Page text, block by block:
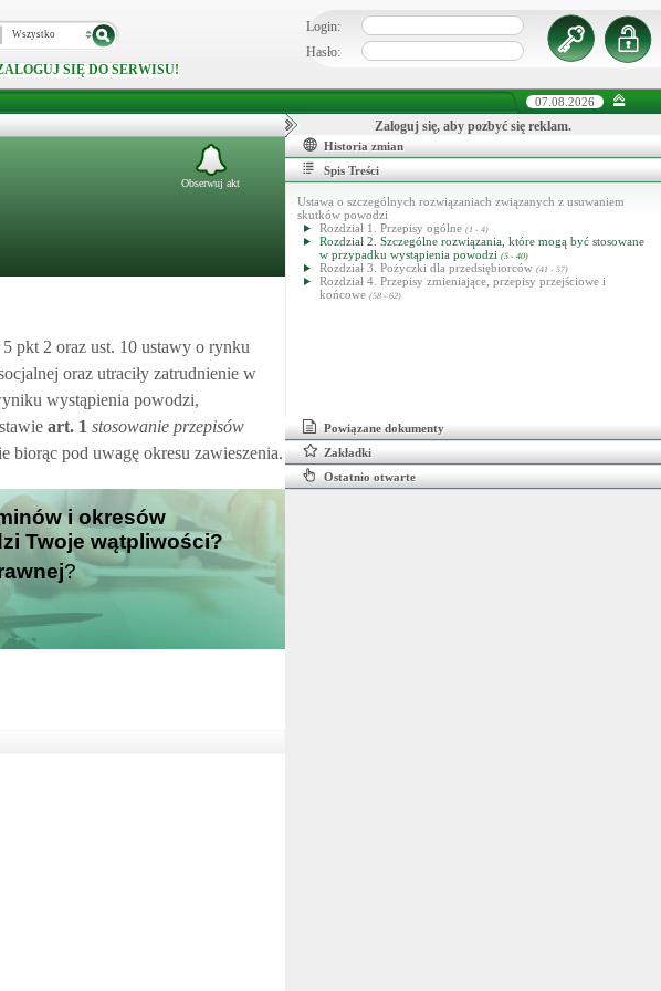
Wszystko
SIĘ DO SERWISU!
Login:
Hasło:
07.08.2026
Obserwuj akt
pkt 2 oraz ust. 10 ustawy o rynku
oraz utraciły zatrudnienie w
wystąpienia powodzi,
art. 1 stosowanie przepisów
biorąc pod uwagę okresu zawieszenia.
i okresów
Twoje wątpliwości?
?
Zaloguj się, aby pozbyć się reklam.
Historia zmian
Spis Treści
Ustawa o szczególnych rozwiązaniach związanych z usuwaniem
skutków powodzi
Rozdział 1. Przepisy ogólne (1 - 4)
Rozdział 2. Szczególne rozwiązania, które mogą być stosowane
w przypadku wystąpienia powodzi (5 - 40)
Rozdział 3. Pożyczki dla przedsiębiorców (41 - 57)
Rozdział 4. Przepisy zmieniające, przepisy przejściowe i
końcowe (58 - 62)
Powiązane dokumenty
Zakładki
Ostatnio otwarte